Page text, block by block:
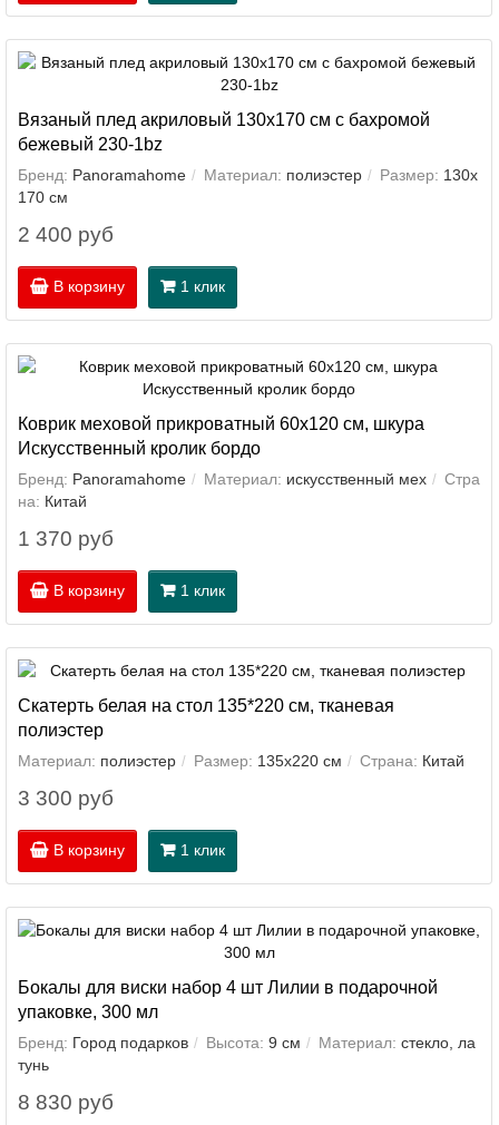
Вязаный плед акриловый 130х170 см с бахромой
бежевый 230-1bz
Бренд: Panoramahome Материал: полиэстер Размер: 130х
170 см
2 400 руб
В корзину 1 клик
Коврик меховой прикроватный 60х120 см, шкура
Искусственный кролик бордо
Бренд: Panoramahome Материал: искусственный мех
Стра
на: Китай
1 370 руб
В корзину 1 клик
Скатерть белая на стол 135*220 см, тканевая
полиэстер
Материал: полиэстер Размер: 135х220 см Страна: Китай
3 300 руб
В корзину 1 клик
Бокалы для виски набор 4 шт Лилии в подарочной
упаковке, 300 мл
Бренд: Город подарков Высота: 9 см Материал: стекло, ла
тунь
8 830 руб